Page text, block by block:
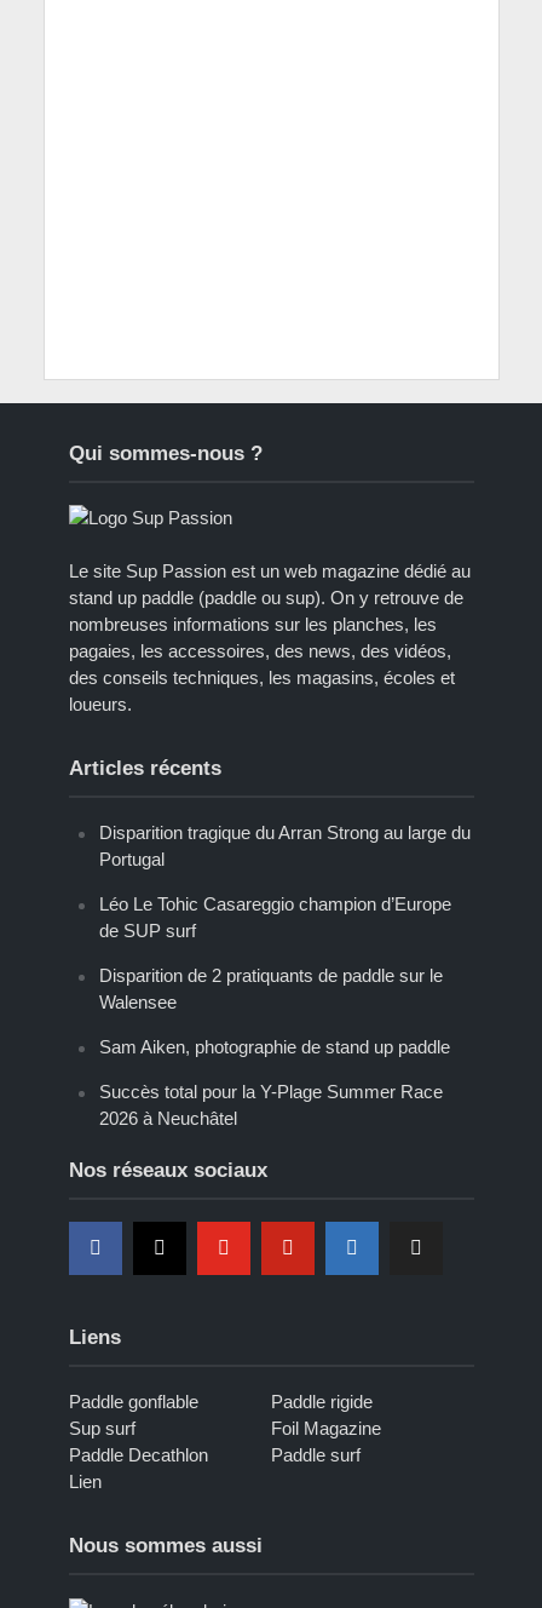
Qui sommes-nous ?
Le site Sup Passion est un web magazine dédié au
stand up paddle (paddle ou sup). On y retrouve de
nombreuses informations sur les planches, les
pagaies, les accessoires, des news, des vidéos,
des conseils techniques, les magasins, écoles et
loueurs.
Articles récents
Disparition tragique du Arran Strong au large du
Portugal
Léo Le Tohic Casareggio champion d’Europe
de SUP surf
Disparition de 2 pratiquants de paddle sur le
Walensee
Sam Aiken, photographie de stand up paddle
Succès total pour la Y-Plage Summer Race
2026 à Neuchâtel
Nos réseaux sociaux
Liens
Paddle gonflable
Paddle rigide
Sup surf
Foil Magazine
Paddle Decathlon
Paddle surf
Lien
Nous sommes aussi